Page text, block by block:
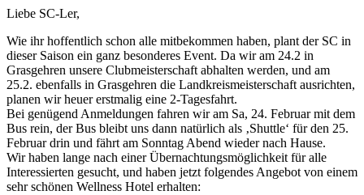
Liebe SC-Ler,
Wie ihr hoffentlich schon alle mitbekommen haben, plant der SC in
dieser Saison ein ganz besonderes Event. Da wir am 24.2 in
Grasgehren unsere Clubmeisterschaft abhalten werden, und am
25.2. ebenfalls in Grasgehren die Landkreismeisterschaft ausrichten,
planen wir heuer erstmalig eine 2-Tagesfahrt.
Bei genügend Anmeldungen fahren wir am Sa, 24. Februar mit dem
Bus rein, der Bus bleibt uns dann natürlich als ‚Shuttle‘ für den 25.
Februar drin und fährt am Sonntag Abend wieder nach Hause.
Wir haben lange nach einer Übernachtungsmöglichkeit für alle
Interessierten gesucht, und haben jetzt folgendes Angebot von einem
sehr schönen Wellness Hotel erhalten: